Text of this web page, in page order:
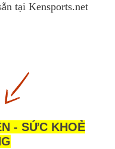
tại Kensports.net
- SỨC KHOẺ